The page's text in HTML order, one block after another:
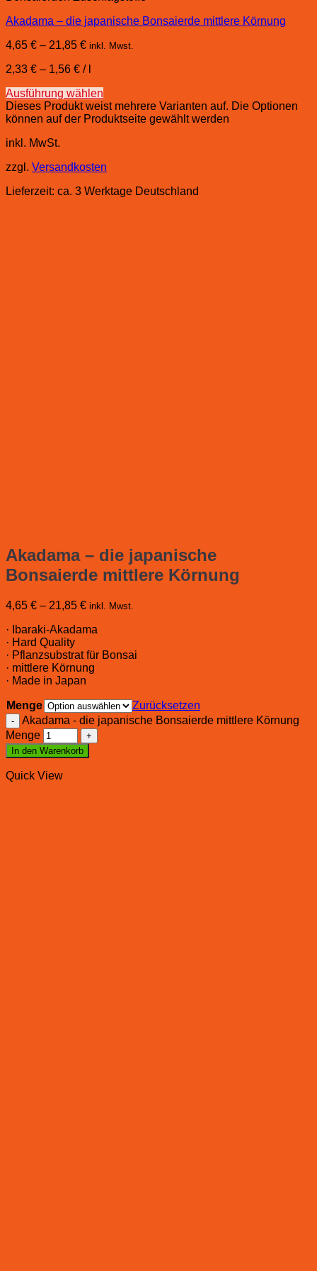
Akadama – die japanische Bonsaierde mittlere Körnung
4,65 € – 21,85 € inkl. Mwst.
2,33 € – 1,56 € /
Ausführung wählen
Dieses Produkt weist mehrere Varianten auf. Die Optionen
können auf der Produktseite gewählt werden
inkl. MwSt.
zzgl. Versandkosten
Lieferzeit: ca. 3 Werktage Deutschland
Akadama – die japanische
Bonsaierde mittlere Körnung
4,65 € – 21,85 € inkl. Mwst.
· Ibaraki-Akadama
· Hard Quality
· Pflanzsubstrat für Bonsai
· mittlere Körnung
· Made in Japan
Menge
Zurücksetzen
Akadama - die japanische Bonsaierde mittlere Körnung
Menge
In den Warenkorb
Quick View